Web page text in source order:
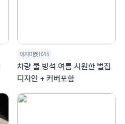
이지마켓B2B
차량 쿨 방석 여름 시원한 벌집
디자인 + 커버포함